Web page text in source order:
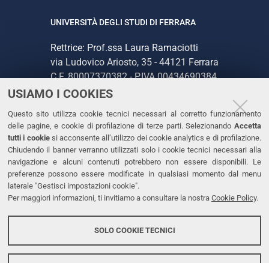
USIAMO I COOKIES
Questo sito utilizza cookie tecnici necessari al corretto funzionamento
delle pagine, e cookie di profilazione di terze parti. Selezionando Accetta
tutti i cookiesi acconsente all’utilizzo dei cookie analytics e di profilazione.
Chiudendo il banner verranno utilizzati solo i cookie tecnici necessari alla
navigazione e alcuni contenuti potrebbero non essere disponibili. Le
preferenze possono essere modificate in qualsiasi momento dal menu
laterale "Gestisci impostazioni cookie".
Per maggiori informazioni, ti invitiamo a consultare la nostra Cookie Policy.
SOLO COOKIE TECNICI
UNIVERSITÀ DEGLI STUDI DI FERRARA
Rettrice: Prof.ssa Laura Ramaciotti
via Ludovico Ariosto, 35 - 44121 Ferrara
C.F. 80007370382 - P.IVA 00434690384
CONTATTI
Tel. +39 0532 293111
Fax. +39 0532 293031
PEC
LINKS
Accessibilità
Protezione dati personali